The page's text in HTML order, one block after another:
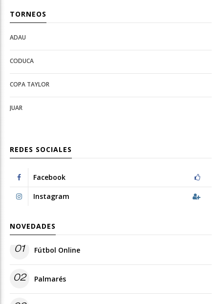
TORNEOS
Open
Deportes
configuration
options
Open
configuration
options
ADAU
CODUCA
COPA TAYLOR
JUAR
REDES SOCIALES
Facebook
Instagram
NOVEDADES
01 Fútbol Online
02 Palmarés